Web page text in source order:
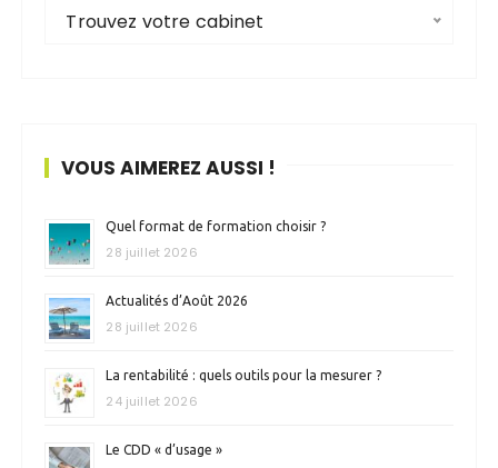
Trouvez votre cabinet
VOUS AIMEREZ AUSSI !
Quel format de formation choisir ?
28 juillet 2026
Actualités d’Août 2026
28 juillet 2026
La rentabilité : quels outils pour la mesurer ?
24 juillet 2026
Le CDD « d’usage »